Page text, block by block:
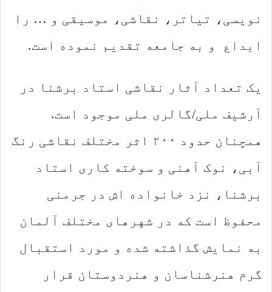
نویسی، تیاتر، نقاشی، موسیقی و … را
ابداع و به جامعه تقدیم نموده است.
یک تعداد آثار نقاشی استاد برشنا در
آرشیف ملی/گالری ملی موجود است.
همچنان حدود ۲۰۰ اثر مختلف نقاشی رنگ
آبی، نوک آهنی و سوخته کاری استاد
برشنا، نزد خانواده اش در جرمنی
محفوظ است که در شهرهای مختلف آلمان
به نمایش گذاشته شده و مورد استقبال
گرم هنرشناسان و هنردوستان قرار